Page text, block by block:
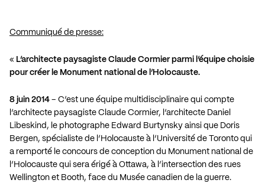
Communiqué de presse:
« L’architecte paysagiste Claude Cormier parmi l’équipe choisie
pour créer le Monument national de l’Holocauste.
8 juin 2014 – C’est une équipe multidisciplinaire qui compte
l’architecte paysagiste Claude Cormier, l’architecte Daniel
Libeskind, le photographe Edward Burtynsky ainsi que Doris
Bergen, spécialiste de l’Holocauste à l’Université de Toronto qui
a remporté le concours de conception du Monument national de
l’Holocauste qui sera érigé à Ottawa, à l’intersection des rues
Wellington et Booth, face du Musée canadien de la guerre.